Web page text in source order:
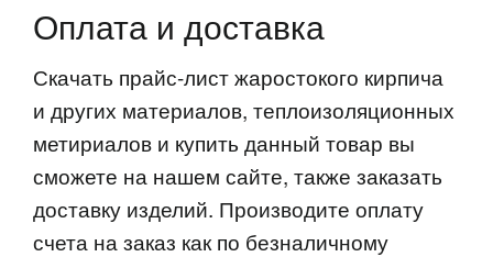
Оплата и доставка
Скачать прайс-лист жаростокого кирпича
и других материалов, теплоизоляционных
метириалов и купить данный товар вы
сможете на нашем сайте, также заказать
доставку изделий. Производите оплату
счета на заказ как по безналичному